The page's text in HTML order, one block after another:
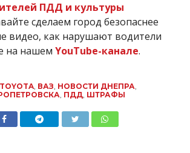
ПДД и культуры
сделаем город безопаснее
видео, как нарушают водители
на нашем YouTube-канале.
TOYOTA, ВАЗ, НОВОСТИ ДНЕПРА,
, ПДД, ШТРАФЫ